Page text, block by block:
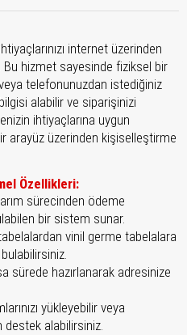
internet üzerinden
Bu hizmet sayesinde fiziksel bir
telefonunuzdan istediğiniz
alabilir ve siparişinizi
ihtiyaçlarına uygun
arayüz üzerinden kişiselleştirme
Özellikleri:
sürecinden ödeme
bir sistem sunar.
tabelalardan vinil germe tabelalara
sürede hazırlanarak adresinize
yükleyebilir veya
destek alabilirsiniz.